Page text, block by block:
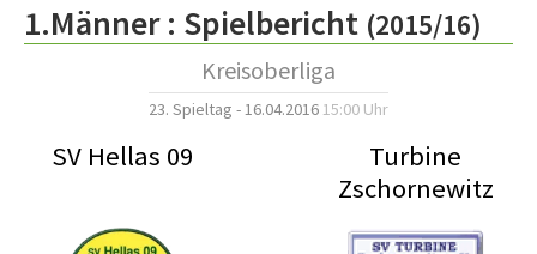
1.Männer : Spielbericht (2015/16)
Kreisoberliga
23. Spieltag - 16.04.2016 15:00 Uhr
SV Hellas 09
Turbine
Zschornewitz